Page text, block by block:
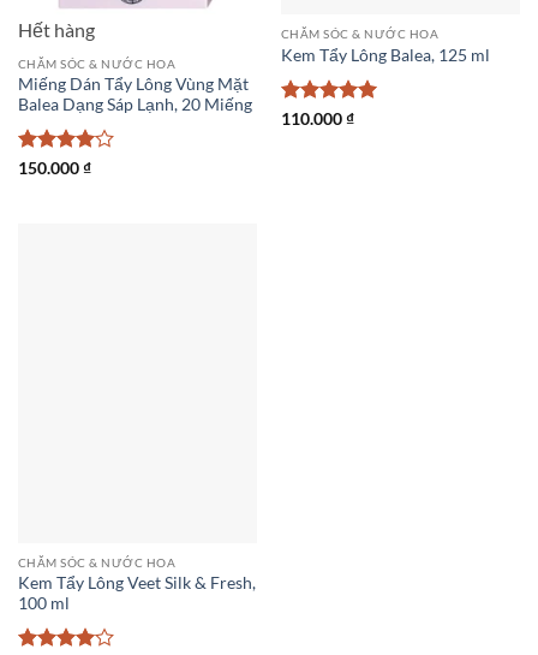
Hết hàng
CHĂM SÓC & NƯỚC HOA
Miếng Dán Tẩy Lông Vùng Mặt
Balea Dạng Sáp Lạnh, 20 Miếng
Được
150.000₫
CHĂM SÓC & NƯỚC HOA
Kem Tẩy Lông Balea, 125 ml
Được xếp
110.000₫
CHĂM SÓC & NƯỚC HOA
Kem Tẩy Lông Veet Silk & Fresh,
100 ml